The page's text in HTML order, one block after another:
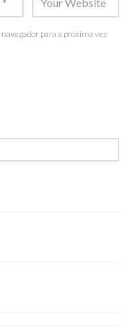
para a próxima vez